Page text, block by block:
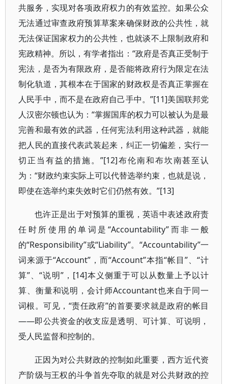
共服务，实现对各项政府权力的有效监控。如果公众
无法通过审查政府预算草案来确保财政的公共性，就
无法保证国家权力的公共性，也就谈不上限制政府和
宪政精神。所以，有学者指出：“政府是否真正受制于
宪法，是否为有限政府，是否能将政府行为限定在法
制化轨道，其根本在于国家的财政权是否真正掌握在
人民手中，而不是在政府自己手中。”[11]美国联邦党
人汉密尔顿也认为：“掌握国库的权力可以被认为是最
完善和最有效的武器，任何宪法利用这种武器，就能
把人民的直接代表武装起来，纠正一切偏差，实行一
切正当有益的措施。”[12]布伦南和布坎南甚至认
为：“财政约束实际上可以代替选举约束，也就是说，
即使在选举约束失效时它们仍然有效。”[13]
也许正是出于对预算的重视，英语中表述政府责
任时所使用的单词是“Accountability”而非一般
的“Responsibility”或“Liability”。“Accountability”一
词来源于“Account”，而“Account”本指“帐目”、“计
算”、“说明”，[14]本义侧重于可以从数量上予以计
算、衡量和说明，会计师Accountant也来自于同一
词根。可见，“责任政府”的首要要求就是政府的帐目
——即公共资金的收支应是透明、可计算、可说明，
受人民监督和控制的。
正因为对公共财政的控制如此重要，西方近代资
产阶级与王权的斗争首先夺取的就是对公共财政的控